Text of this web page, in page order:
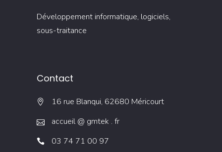
Développement informatique, logiciels,
sous-traitance
Contact
16 rue Blanqui, 62680 Méricourt
accueil @ gmtek . fr
03 74 71 00 97